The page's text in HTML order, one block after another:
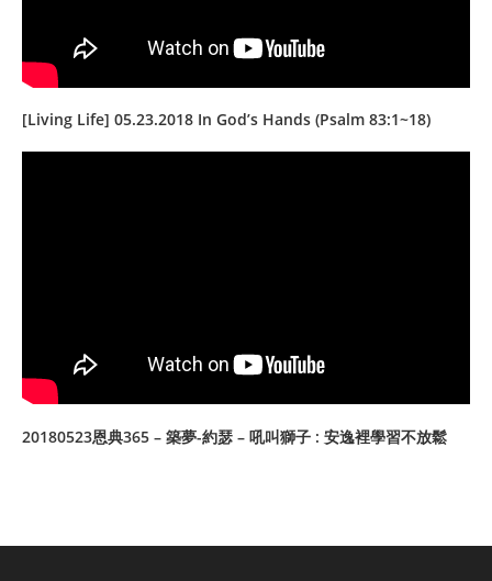
[Living Life] 05.23.2018 In God’s Hands (Psalm 83:1~18)
20180523恩典365 – 築夢-約瑟 – 吼叫獅子 : 安逸裡學習不放鬆